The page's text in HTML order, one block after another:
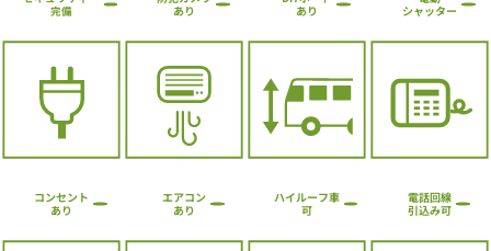
完備 あり あり シャッター
コンセント
あり
エアコン
あり
ハイルーフ車
可
電話回線
引込み可